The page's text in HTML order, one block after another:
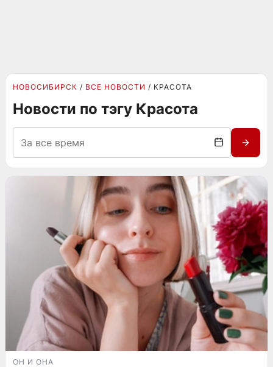
НОВОСИБИРСК ВСЕ НОВОСТИ КРАСОТА
Новости по тэгу Красота
ОН И ОНА